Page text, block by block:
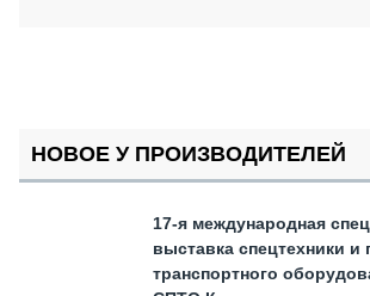
НОВОЕ У ПРОИЗВОДИТЕЛЕЙ
17-я международная
выставка спецтехники и
транспортного